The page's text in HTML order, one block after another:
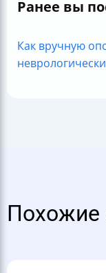
Ранее вы
Как вручную
Похожие